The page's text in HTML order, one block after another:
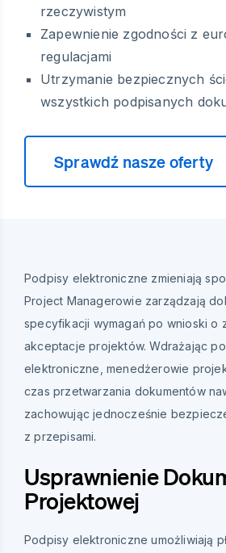
rzeczywistym
Zapewnienie zgodności z
regulacjami
Utrzymanie bezpiecznych
wszystkich podpisanych
Sprawdź nasze oferty
Podpisy elektroniczne zmieniają
Project Managerowie zarządzają
specyfikacji wymagań po wnioski o
akceptacje projektów. Wdrażając
elektroniczne, menedżerowie
czas przetwarzania dokumentów
zachowując jednocześnie
z przepisami.
Usprawnienie
Projektowej
Podpisy elektroniczne umożliwiają